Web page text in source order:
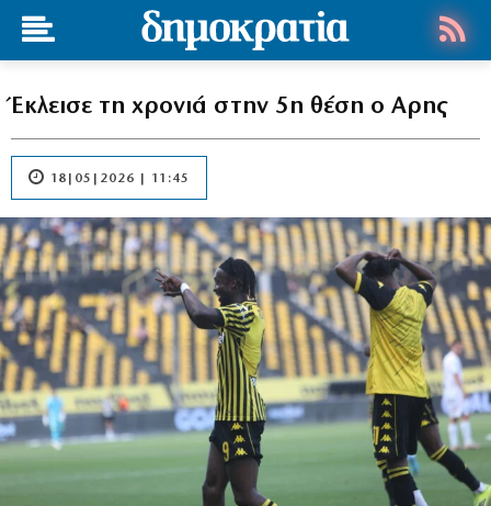
Έκλεισε τη χρονιά στην 5η θέση ο Αρης
18|05|2026 | 11:45